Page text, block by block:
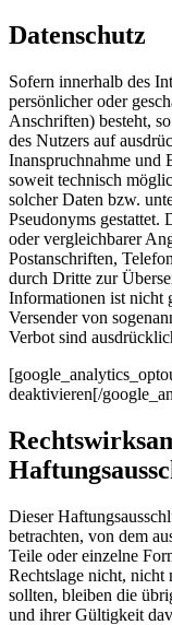
Datenschutz
Sofern innerhalb des
persönlicher oder
Anschriften) besteht,
des Nutzers auf
Inanspruchnahme und
soweit technisch
solcher Daten bzw.
Pseudonyms gestattet.
oder vergleichbarer
Postanschriften,
durch Dritte zur
Informationen ist nicht
Versender von
Verbot sind
deaktivieren[/
Dieser
betrachten, von dem
Teile oder einzelne
Rechtslage nicht, nicht
sollten, bleiben die
und ihrer Gültigkeit